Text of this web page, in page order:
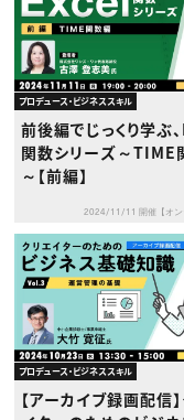
プロデュース・ビジネススキル
前後編でじっくり学ぶ
関数シリーズ～TIME
～【前編】
2024/11/11 開催【オン
プロデュース・ビジネススキル
【アーカイブ録画配信